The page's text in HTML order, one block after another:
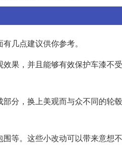
几点建议供你参考。
果，并且能够有效保护车漆不
分，换上美观而与众不同的轮
等。这些小改动可以带来意想